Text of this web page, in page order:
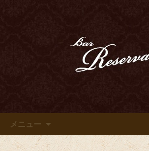
豊田市、豊田駅近く
ティックバー「Bar
リゼルヴァ～」のブ
ゆくまでお愉しみいただ
メニュー